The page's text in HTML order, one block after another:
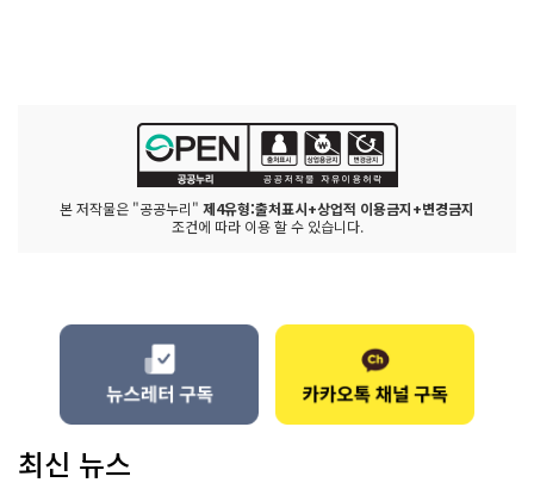
본 저작물은 "공공누리" 제4유형:출처표시+상업적 이용금지+변경금지
조건에 따라 이용 할 수 있습니다.
최신 뉴스